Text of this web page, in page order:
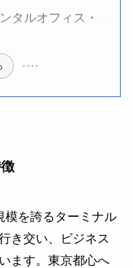
タルオフィス・
模を誇るターミナル
き交い、ビジネス
ます。東京都心へ